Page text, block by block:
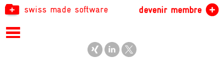
swiss made software devenir membre